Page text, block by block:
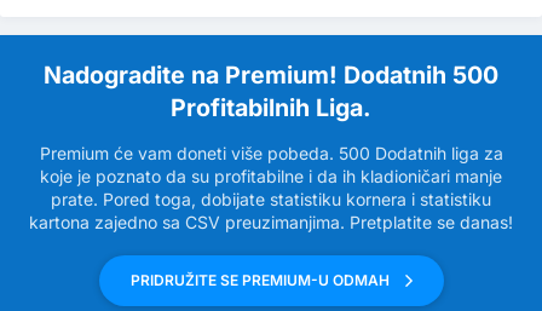
Nadogradite na Premium! Dodatnih 500
Profitabilnih Liga.
Premium će vam doneti više pobeda. 500 Dodatnih liga za
koje je poznato da su profitabilne i da ih kladioničari manje
prate. Pored toga, dobijate statistiku kornera i statistiku
kartona zajedno sa CSV preuzimanjima. Pretplatite se danas!
PRIDRUŽITE SE PREMIUM-U ODMAH